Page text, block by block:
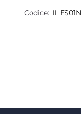
Codice: IL ES01N